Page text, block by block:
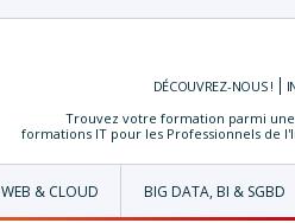
DÉCOUVREZ-NOUS !
Trouvez votre formation parmi
formations IT pour les Professionnels de
WEB & CLOUD BIG DATA, BI & SGBD